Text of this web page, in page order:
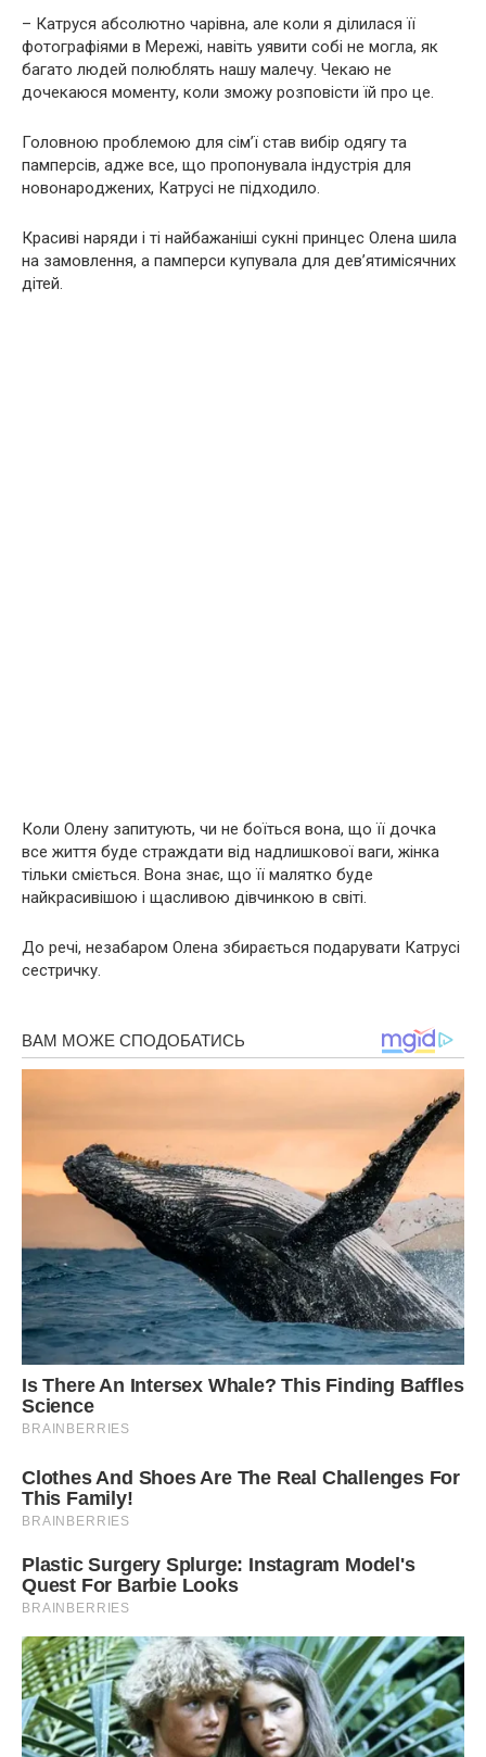
– Катруся абсолютно чарівна, але коли я ділилася її
фотографіями в Мережі, навіть уявити собі не могла, як
багато людей полюблять нашу малечу. Чекаю не
дочекаюся моменту, коли зможу розповісти їй про це.
Головною проблемою для сім’ї став вибір одягу та
памперсів, адже все, що пропонувала індустрія для
новонаpoджених, Катрусі не підходило.
Красиві наряди і ті найбажаніші сукні принцес Олена шила
на замовлення, а памперси купувала для дев’ятимісячних
дітей.
Коли Олену запитують, чи не боїться вона, що її дочка
все життя буде cтрaждати від надлишкової ваги, жінка
тільки сміється. Вона знає, що її малятко буде
найкрасивішою і щасливою дівчинкою в світі.
До речі, незабаром Олена збирається подарувати Катрусі
сестричку.